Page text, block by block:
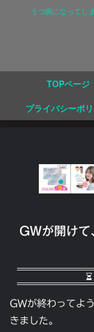
うつ病になってし
TOPページ
プライバシーポ
GWが開けて
GWが終わってよ
きました。